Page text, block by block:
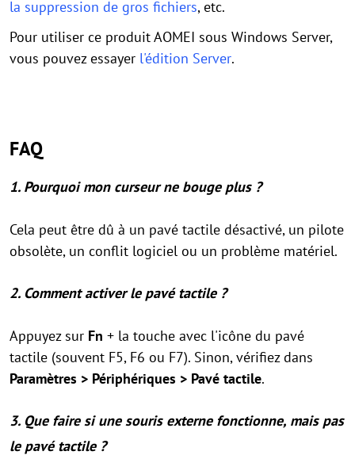
la suppression de gros fichiers, etc.
Pour utiliser ce produit AOMEI sous Windows Server,
vous pouvez essayer l'édition Server.
FAQ
1. Pourquoi mon curseur ne bouge plus ?
Cela peut être dû à un pavé tactile désactivé, un pilote
obsolète, un conflit logiciel ou un problème matériel.
2. Comment activer le pavé tactile ?
Appuyez sur Fn + la touche avec l'icône du pavé
tactile (souvent F5, F6 ou F7). Sinon, vérifiez dans
Paramètres > Périphériques > Pavé tactile.
3. Que faire si une souris externe fonctionne, mais pas
le pavé tactile ?